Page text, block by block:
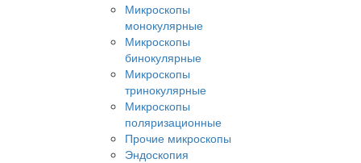
Микроскопы
монокулярные
Микроскопы
бинокулярные
Микроскопы
тринокулярные
Микроскопы
поляризационные
Прочие микроскопы
Эндоскопия